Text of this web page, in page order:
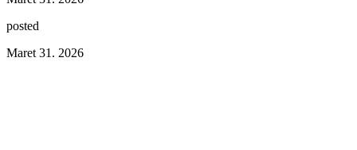
posted
Maret 31. 2026